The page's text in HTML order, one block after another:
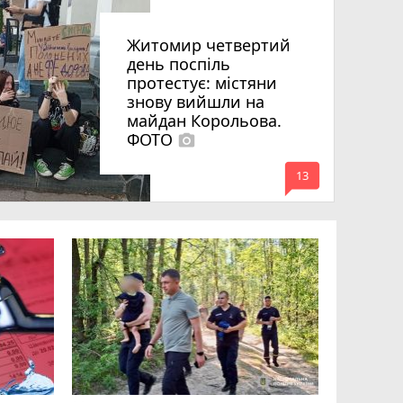
Житомир четвертий
день поспіль
протестує: містяни
знову вийшли на
майдан Корольова.
ФОТО photo_camera
mode_comment
13